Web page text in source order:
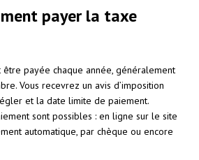
payer la taxe
être payée chaque année, généralement
Vous recevrez un avis d’imposition
et la date limite de paiement.
sont possibles : en ligne sur le site
automatique, par chèque ou encore